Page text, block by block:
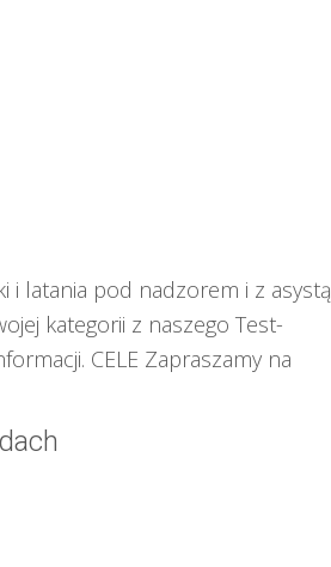
i latania pod nadzorem i z asystą
kategorii z naszego Test-
CELE Zapraszamy na